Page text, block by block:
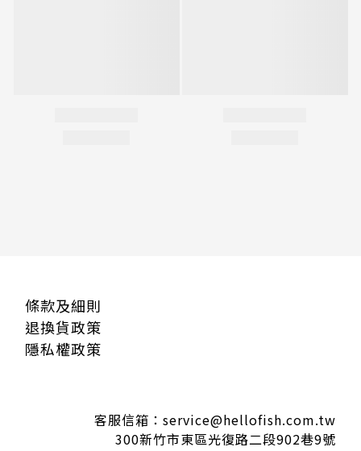
條款及細則
退換貨政策
隱私權政策
客服信箱：service@hellofish.com.tw
300新竹市東區光復路二段902巷9號